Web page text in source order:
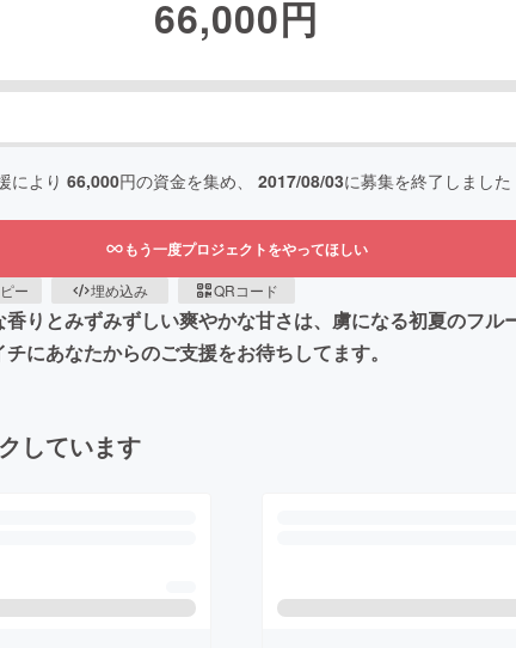
66,000円
により 66,000円の資金を集め、 2017/08/03に募集を終了しました
もう一度プロジェクトをやってほしい
ー 埋め込み QRコード
りとみずみずしい爽やかな甘さは、虜になる初夏のフル
にあなたからのご支援をお待ちしてます。
しています